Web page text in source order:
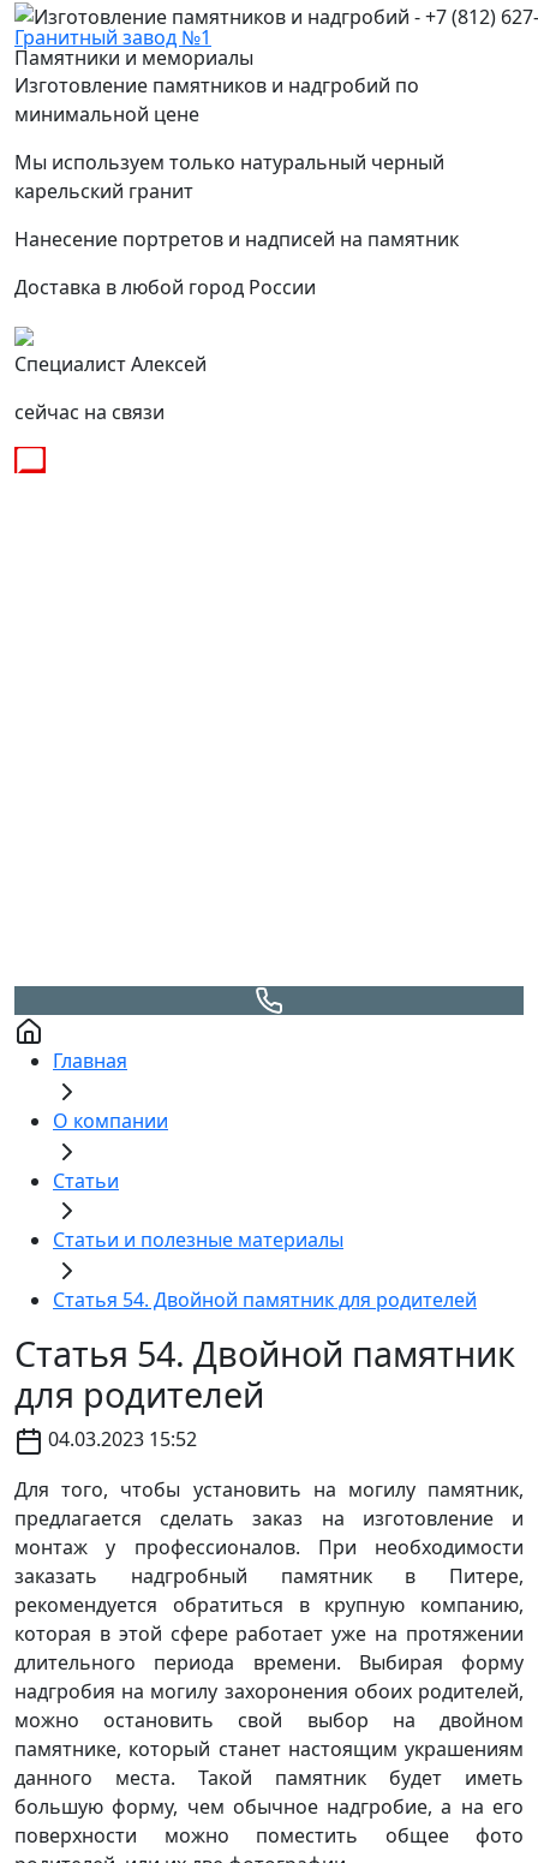
Гранитный завод №1
Памятники и мемориалы
Изготовление памятников и надгробий по
минимальной цене
Мы используем только натуральный черный
карельский гранит
Нанесение портретов и надписей на памятник
Доставка в любой город России
Специалист Алексей
сейчас на связи
Главная
О компании
Статьи
Статьи и полезные материалы
Статья 54. Двойной памятник для родителей
Статья 54. Двойной памятник
для родителей
04.03.2023 15:52
Для того, чтобы установить на могилу памятник,
предлагается сделать заказ на изготовление и
монтаж у профессионалов. При необходимости
заказать надгробный памятник в Питере,
рекомендуется обратиться в крупную компанию,
которая в этой сфере работает уже на протяжении
длительного периода времени. Выбирая форму
надгробия на могилу захоронения обоих родителей,
можно остановить свой выбор на двойном
памятнике, который станет настоящим украшениям
данного места. Такой памятник будет иметь
большую форму, чем обычное надгробие, а на его
поверхности можно поместить общее фото